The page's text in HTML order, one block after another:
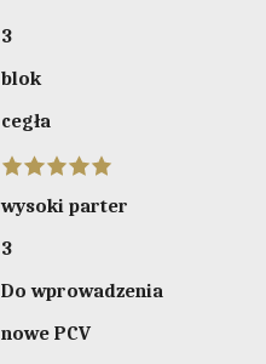
3
blok
cegła
wysoki parter
3
Do wprowadzenia
nowe PCV